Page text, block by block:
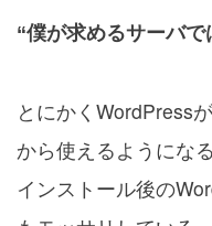
“僕が求めるサーバ
とにかくWordPress
から使えるようにな
インストール後の